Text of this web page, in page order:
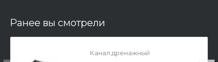
Ранее вы смотрели
Канал дренажный